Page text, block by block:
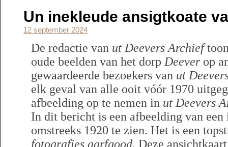
Un inekleude ansigtkoate
12 september 2024
De redactie van ut Deevers Archief
oude beelden van het dorp Deeverop
gewaardeerde bezoekers van ut
elk geval van alle ooit vóór 1970
afbeelding op te nemen in ut Deevers
In dit bericht is een afbeelding van
omstreeks 1920 te zien. Het is een
fotografies aarfgood. Deze